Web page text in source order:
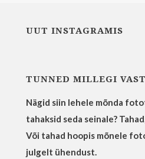
UUT INSTAGRAMIS
TUNNED MILLEGI
Nägid siin lehele mõnda
tahaksid seda seinale?
Või tahad hoopis mõnele
julgelt ühendust.